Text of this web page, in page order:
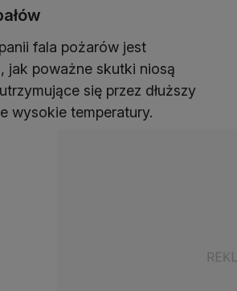
fala pożarów jest
jak poważne skutki niosą
się przez dłuższy
wysokie temperatury.